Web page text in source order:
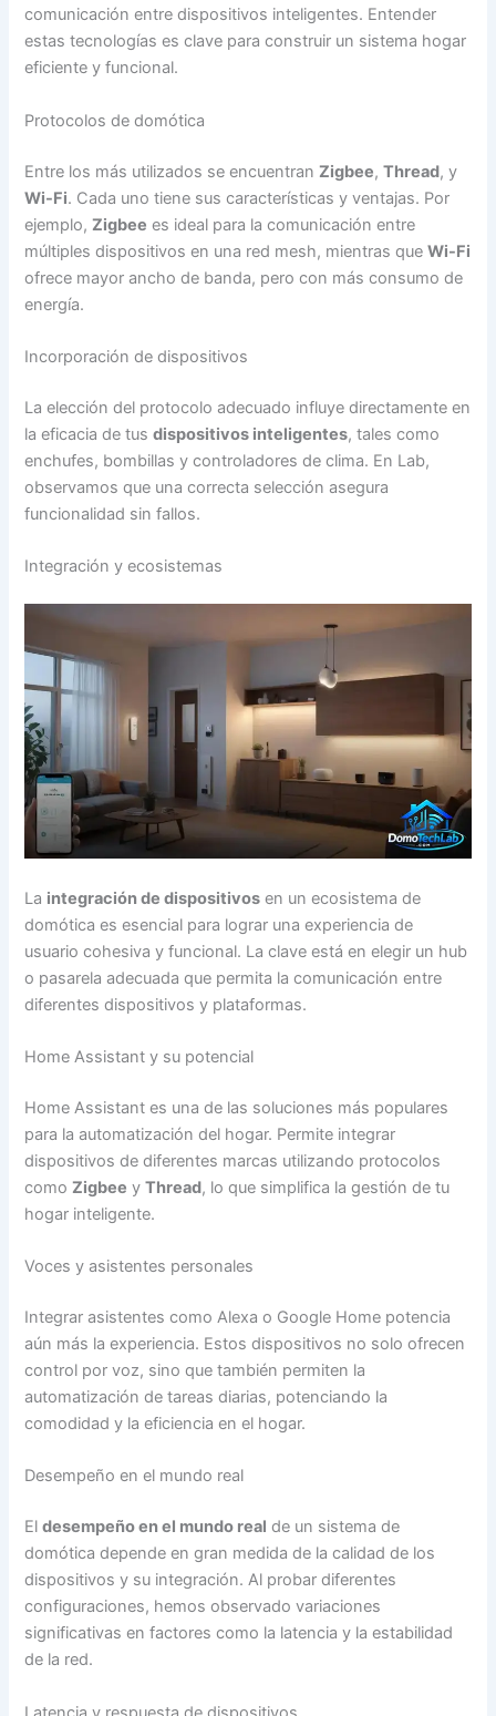
comunicación entre dispositivos inteligentes. Entender
estas tecnologías es clave para construir un sistema hogar
eficiente y funcional.
Protocolos de domótica
Entre los más utilizados se encuentranZigbee,Thread, y
Wi-Fi. Cada uno tiene sus características y ventajas. Por
ejemplo,Zigbee es ideal para la comunicación entre
múltiples dispositivos en una red mesh, mientras queWi-Fi
ofrece mayor ancho de banda, pero con más consumo de
energía.
Incorporación de dispositivos
La elección del protocolo adecuado influye directamente en
la eficacia de tusdispositivos inteligentes, tales como
enchufes, bombillas y controladores de clima. En Lab,
observamos que una correcta selección asegura
funcionalidad sin fallos.
Integración y ecosistemas
La integración de dispositivos en un ecosistema de
domótica es esencial para lograr una experiencia de
usuario cohesiva y funcional. La clave está en elegir un hub
o pasarela adecuada que permita la comunicación entre
diferentes dispositivos y plataformas.
Home Assistant y su potencial
Home Assistant es una de las soluciones más populares
para la automatización del hogar. Permite integrar
dispositivos de diferentes marcas utilizando protocolos
comoZigbee yThread, lo que simplifica la gestión de tu
hogar inteligente.
Voces y asistentes personales
Integrar asistentes como Alexa o Google Home potencia
aún más la experiencia. Estos dispositivos no solo ofrecen
control por voz, sino que también permiten la
automatización de tareas diarias, potenciando la
comodidad y la eficiencia en el hogar.
Desempeño en el mundo real
Eldesempeño en el mundo real de un sistema de
domótica depende en gran medida de la calidad de los
dispositivos y su integración. Al probar diferentes
configuraciones, hemos observado variaciones
significativas en factores como la latencia y la estabilidad
de la red.